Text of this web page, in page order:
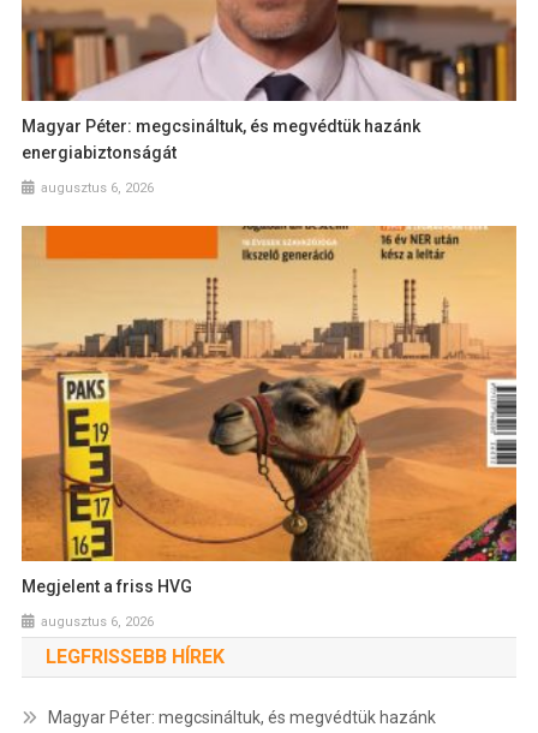
Magyar Péter: megcsináltuk, és megvédtük hazánk
energiabiztonságát
augusztus 6, 2026
Megjelent a friss HVG
augusztus 6, 2026
LEGFRISSEBB HÍREK
Magyar Péter: megcsináltuk, és megvédtük hazánk